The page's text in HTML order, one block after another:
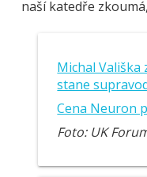
naší katedře
Michal Vališka
stane
Cena Neuron
Foto: UK